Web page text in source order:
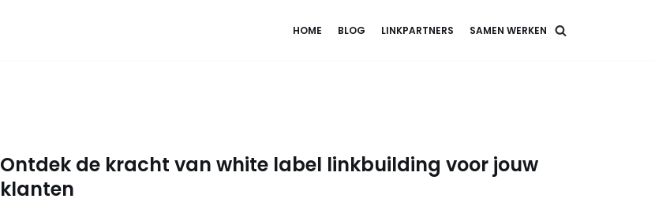
HOME BLOG LINKPARTNERS SAMEN WERKEN
Ontdek de kracht van white label linkbuilding voor jouw
klanten